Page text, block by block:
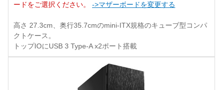
ードをご選択ください。 ->マザーボードを変更する
高さ 27.3cm、奥行35.7cmのmini-ITX規格のキューブ型コンパ
クトケース。
トップIOにUSB 3 Type-A x2ポート搭載